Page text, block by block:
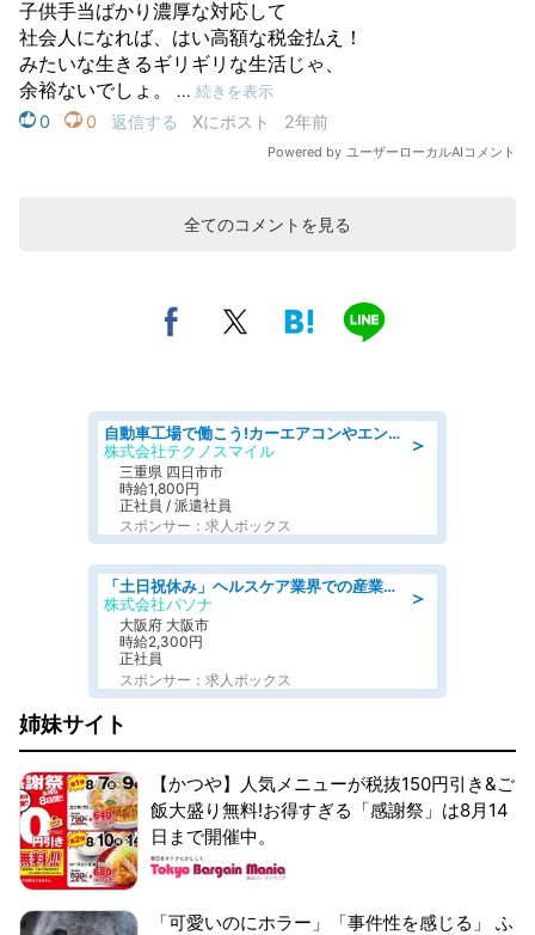
全てのコメントを見る
＞
自動車工場で働こう!カーエアコンやエンジンの製造・加工業務/寮完備 denso aichi
株式会社テクノスマイル
三重県 四日市市
時給1,800円
正社員 / 派遣社員
スポンサー：求人ボックス
＞
「土日祝休み」ヘルスケア業界での産業保健師業務/看護師/高時給/要資格:正看護師
株式会社パソナ
大阪府 大阪市
時給2,300円
正社員
スポンサー：求人ボックス
姉妹サイト
【かつや】人気メニューが税抜150円引き&ご
飯大盛り無料!お得すぎる「感謝祭」は8月14
日まで開催中。
「可愛いのにホラー」「事件性を感じる」 ふ